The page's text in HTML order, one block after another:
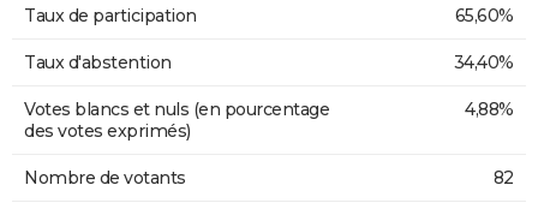
Taux de participation 65,60%
Taux d'abstention 34,40%
Votes blancs et nuls (en pourcentage
des votes exprimés)
4,88%
Nombre de votants 82